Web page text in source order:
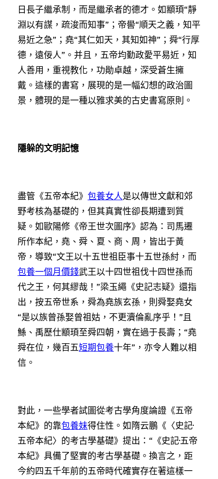
日長子繼承制，而是繼承者的德才。如顓頊“靜
淵以有謀，疏浚而知事”；帝嚳“順天之義，知平
易近之急”；堯“其仁如天，其知如神”；舜“行厚
德，遠佞人”。并且，五帝均勤政愛平易近，知
人善用，重視教化，功勛卓越，深受蒼生擁
戴。這樣的書寫，展現的是一幅幻想的政治圖
景，體現的是一種以雅求美的古史書寫原則。
隱躲的文明記憶
盡管《五帝本紀》 包養女人是以傳世文獻和郊
野考核為基礎的，但其真實性卻長期遭到質
疑。如歐陽修《帝王世次圖序》認為：司馬遷
所作本紀，堯、舜、夏、商、周，皆出于黃
帝，導致“文王以十五世祖臣事十五世孫紂，而
包養一個月價錢武王以十四世祖伐十四世孫而
代之王，何其繆哉！”梁玉繩《史記志疑》還指
出，按五帝世系，舜為堯族玄孫，則舜娶堯女
“是以族曾孫娶曾祖姑，不更瀆倫亂序乎！”且
鯀、禹歷仕顓頊至舜四朝，實在過于長壽；“堯
舜在位，幾百五短期包養十年”，亦令人難以相
信。
對此，一些學者試圖從考古學角度論證《五帝
本紀》的靠包養妹得住性。如隋云鵬《〈史記·
五帝本紀〉的考古學基礎》提出：“《史記·五帝
本紀》具備了堅實的考古學基礎。換言之，距
今約四五千年前的五帝時代確實存在著這樣一